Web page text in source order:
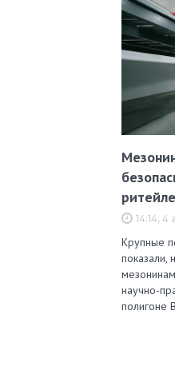
14:14, 4
Крупные
показали,
научно-
полигоне